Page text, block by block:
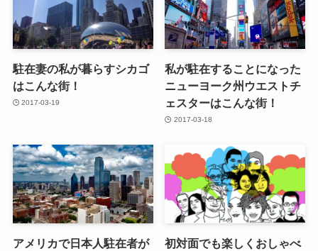
駐在妻の私が暮らすシカゴ
はこんな街！
2017-03-19
私が駐在することになった
ニューヨーク州ウエストチ
ェスターはこんな街！
2017-03-18
アメリカで日本人駐在者が
初対面でも楽しくおしゃべ